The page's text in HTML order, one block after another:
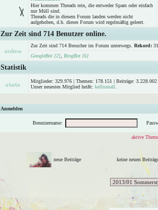
Hier kommen Threads rein, die entweder Spam oder einfach
nur Müll sind.
Threads die in diesem Forum landen werden nicht
aufgehoben, d.h. dieses Forum wird regelmäßig geleert.
Zur Zeit sind 714 Benutzer online.
Zur Zeit sind 714 Besucher im Forum unterwegs. Rekord:
GoogleBot [2]
BingBot [6]
Statistik
Mitglieder: 329.976 | Themen: 178.151 | Beiträge:
Unser neuestes Mitglied heißt: kellismall
Anmelden
Benutzername:
aktive
neue Beiträge keine neuen